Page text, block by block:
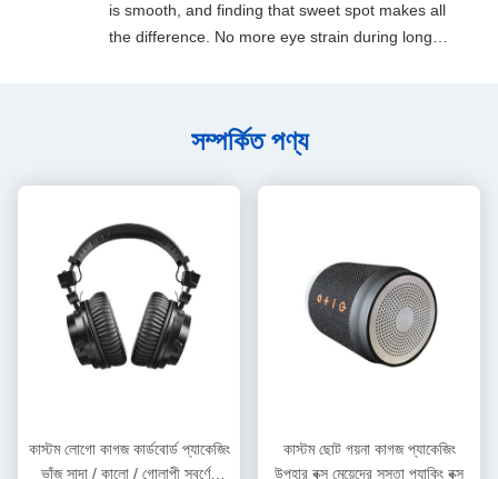
is smooth, and finding that sweet spot makes all
the difference. No more eye strain during long
manual adjustment is smooth, and finding that
strain during long sessions. Highly recommend
taking the time to set it up properly!""The Pico 4's
visual clarity is fantastic once you dial in the IPD
correctly. The manual adjustment is smooth, and
finding that sweet spot makes all the difference.
No more eye strain during long sessions. Highly
recommend taking the time to set it up
makes all the difference. No more eye strain
সম্পর্কিত পণ্য
কাস্টম লোগো কাগজ কার্ডবোর্ড প্যাকেজিং
ভাঁজ সাদা / কালো / গোলাপী স্বর্ণের
কাস্টম ছোট গয়না কাগজ প্যাকেজিং
উপহার বক্স মেয়েদের সস্তা প্যাকিং বক্স